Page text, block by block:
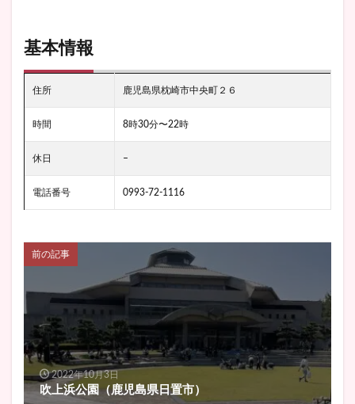
基本情報
住所 鹿児島県枕崎市中央町２６
時間 8時30分〜22時
休日 –
電話番号 0993-72-1116
前の記事
2022年10月3日
吹上浜公園（鹿児島県日置市）